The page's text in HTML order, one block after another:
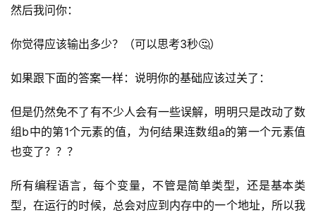
A
I
然后我问你：
你觉得应该输出多少？（可以思考3秒🤔）
如果跟下面的答案一样：说明你的基础应该过关了：
但是仍然免不了有不少人会有一些误解，明明只是改动了数
组b中的第1个元素的值，为何结果连数组a的第一个元素值
也变了？？？
所有编程语言，每个变量，不管是简单类型，还是基本类
型，在运行的时候，总会对应到内存中的一个地址，所以我